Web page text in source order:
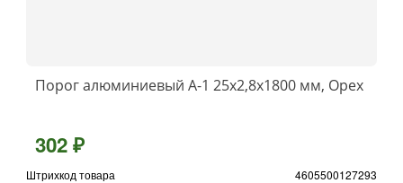
Порог алюминиевый А-1 25x2,8x1800 мм, Орех
302 ₽
Штрихкод товара 4605500127293